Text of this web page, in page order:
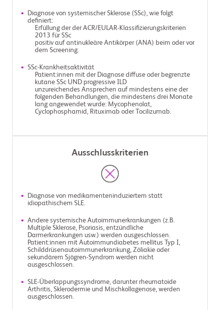
Diagnose von systemischer Sklerose (SSc), wie folgt
definiert:
Erfüllung der der ACR/EULAR-Klassifizierungskriterien
2013 für SSc
positiv auf antinukleäre Antikörper (ANA) beim oder vor
dem Screening.
SSc-Krankheitsaktivität
Patient:innen mit der Diagnose diffuse oder begrenzte
kutane SSc UND progressive ILD
unzureichendes Ansprechen auf mindestens eine der
folgenden Behandlungen, die mindestens drei Monate
lang angewendet wurde: Mycophenolat,
Cyclophosphamid, Rituximab oder Tocilizumab.
Ausschlusskriterien
Diagnose von medikamenteninduziertem statt
idiopathischem SLE.
Andere systemische Autoimmunerkrankungen (z.B.
Multiple Sklerose, Psoriasis, entzündliche
Darmerkrankungen usw.) werden ausgeschlossen.
Patient:innen mit Autoimmundiabetes mellitus Typ I,
Schilddrüsenautoimmunerkrankung, Zöliakie oder
sekundärem Sjögren-Syndrom werden nicht
ausgeschlossen.
SLE-Überlappungssyndrome, darunter rheumatoide
Arthritis, Sklerodermie und Mischkollagenose, werden
ausgeschlossen.